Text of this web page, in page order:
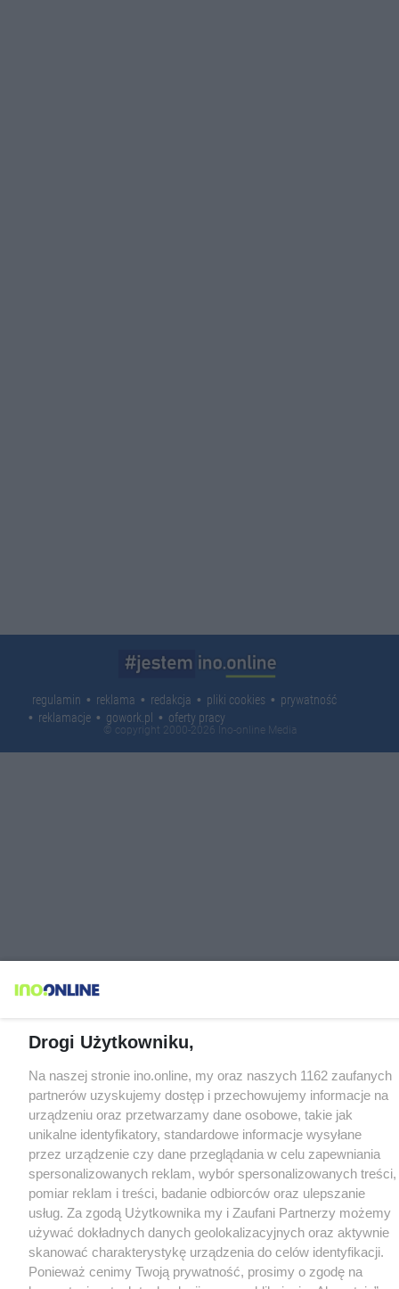
regulamin reklama redakcja pliki cookies
prywatność
reklamacje
gowork.pl oferty pracy
© copyright 2000-2026 Ino-online Media
Drogi Użytkowniku,
Na naszej stronie ino.online, my oraz naszych 1162 zaufanych
partnerów uzyskujemy dostęp i przechowujemy informacje na
urządzeniu oraz przetwarzamy dane osobowe, takie jak
unikalne identyfikatory, standardowe informacje wysyłane
przez urządzenie czy dane przeglądania w celu zapewniania
spersonalizowanych reklam, wybór spersonalizowanych treści,
pomiar reklam i treści, badanie odbiorców oraz ulepszanie
usług. Za zgodą Użytkownika my i Zaufani Partnerzy możemy
używać dokładnych danych geolokalizacyjnych oraz aktywnie
skanować charakterystykę urządzenia do celów identyfikacji.
Ponieważ cenimy Twoją prywatność, prosimy o zgodę na